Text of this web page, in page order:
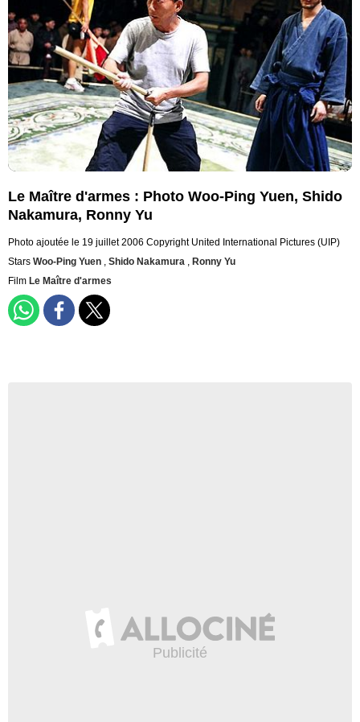
Le Maître d'armes : Photo Woo-Ping Yuen, Shido
Nakamura, Ronny Yu
Photo ajoutée le 19 juillet 2006 Copyright United International Pictures (UIP)
Stars Woo-Ping Yuen , Shido Nakamura , Ronny Yu
Film Le Maître d'armes